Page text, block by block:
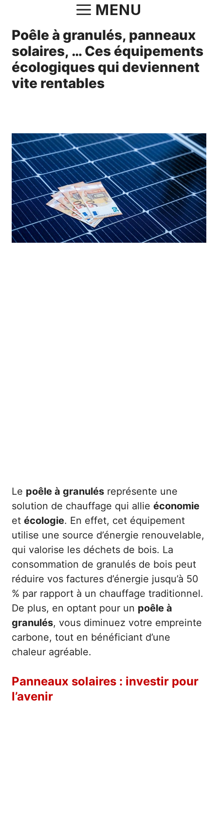
contenu
MENU
Poêle à granulés, panneaux
solaires, … Ces équipements
écologiques qui deviennent
vite rentables
Le poêle à granulés représente une
solution de chauffage qui allie économie
et écologie. En effet, cet équipement
utilise une source d’énergie renouvelable,
qui valorise les déchets de bois. La
consommation de granulés de bois peut
réduire vos factures d’énergie jusqu’à 50
% par rapport à un chauffage traditionnel.
De plus, en optant pour un poêle à
granulés, vous diminuez votre empreinte
carbone, tout en bénéficiant d’une
chaleur agréable.
Panneaux solaires : investir pour
l’avenir